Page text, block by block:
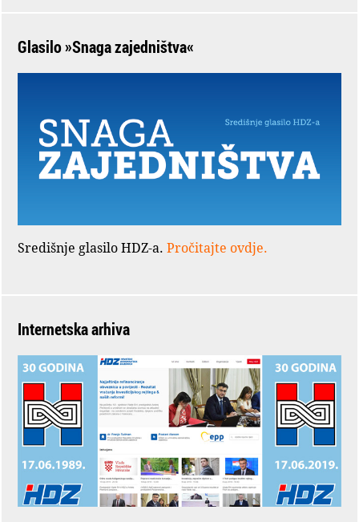
Glasilo »Snaga zajedništva«
Središnje glasilo HDZ-a. Pročitajte ovdje.
Internetska arhiva